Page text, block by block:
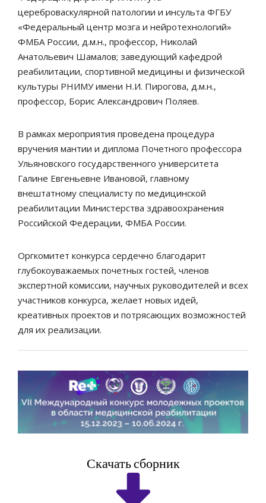
цереброваскулярной патологии и инсульта ФГБУ
«Федеральный центр мозга и нейротехнологий»
ФМБА России, д.м.н., профессор, Николай
Анатольевич Шамалов; заведующий кафедрой
реабилитации, спортивной медицины и физической
культуры РНИМУ имени Н.И. Пирогова, д.м.н.,
профессор, Борис Александрович Поляев.
В рамках мероприятия проведена процедура
вручения мантии и диплома Почетного профессора
Ульяновского государственного университета
Галине Евгеньевне Ивановой, главному
внештатному специалисту по медицинской
реабилитации Министерства здравоохранения
Российской Федерации, ФМБА России.
Оргкомитет конкурса сердечно благодарит
глубокоуважаемых почетных гостей, членов
экспертной комиссии, научных руководителей и всех
участников конкурса, желает новых идей,
креативных проектов и потрясающих возможностей
для их реализации.
Скачать сборник